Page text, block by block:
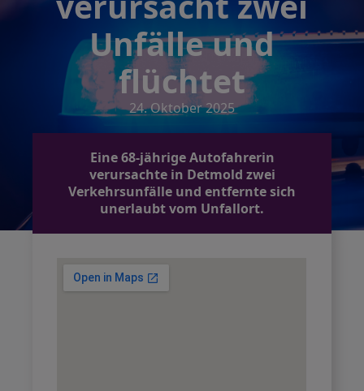
Unfälle und
flüchtet
24. Oktober 2025
Eine 68-jährige Autofahrerin
verursachte in Detmold zwei
Verkehrsunfälle und entfernte sich
unerlaubt vom Unfallort.